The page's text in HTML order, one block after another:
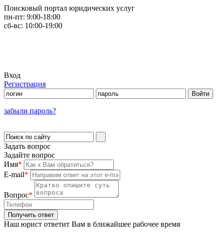
Поисковый портал юридических услуг
пн-пт: 9:00-18:00
сб-вс: 10:00-19:00
Вход
Регистрация
забыли пароль?
Задать вопрос
Задайте вопрос
Имя*
E-mail*
Вопрос*
Наш юрист ответит Вам в ближайшее рабочее время